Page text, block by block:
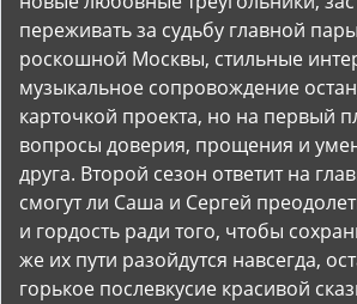
переживать за судьбу главной
роскошной Москвы, стильные
музыкальное сопровождение
карточкой проекта, но на первый
вопросы доверия, прощения и
друга. Второй сезон ответит на
смогут ли Саша и Сергей
и гордость ради того, чтобы
же их пути разойдутся навсегда,
горькое послевкусие красивой